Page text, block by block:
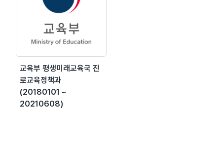
교육부 평생미래교육국 진
로교육정책과
(20180101 ~
20210608)